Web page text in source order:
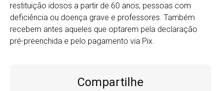
restituição idosos a partir de 60 anos, pessoas com
deficiência ou doença grave e professores. Também
recebem antes aqueles que optarem pela declaração
pré-preenchida e pelo pagamento via Pix.
Compartilhe